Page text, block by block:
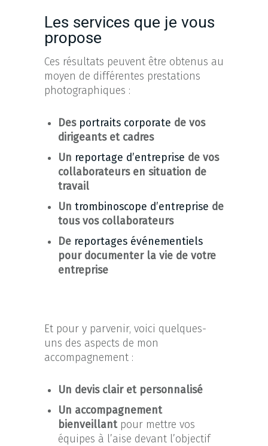
Les services que je vous
propose
Ces résultats peuvent être obtenus au
moyen de différentes prestations
photographiques :
Des portraits corporate de vos
dirigeants et cadres
Un reportage d’entreprise de vos
collaborateurs en situation de
travail
Un trombinoscope d’entreprise de
tous vos collaborateurs
De reportages événementiels
pour documenter la vie de votre
entreprise
Et pour y parvenir, voici quelques-
uns des aspects de mon
accompagnement :
Un devis clair et personnalisé
Un accompagnement
bienveillantpour mettre vos
équipes à l’aise devant l’objectif